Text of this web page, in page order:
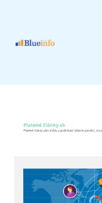
obsah
množstvo
hlavnú